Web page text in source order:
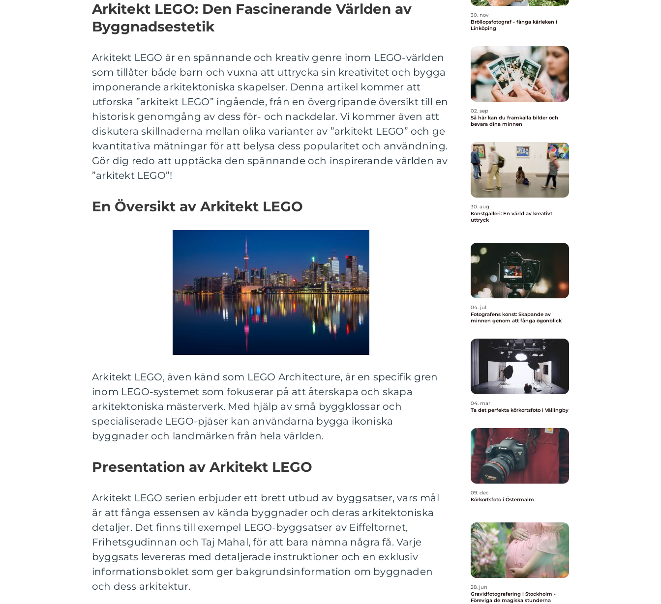
Arkitekt LEGO: Den Fascinerande Världen av
Byggnadsestetik
Arkitekt LEGO är en spännande och kreativ genre inom LEGO-världen
som tillåter både barn och vuxna att uttrycka sin kreativitet och bygga
imponerande arkitektoniska skapelser. Denna artikel kommer att
utforska ”arkitekt LEGO” ingående, från en övergripande översikt till en
historisk genomgång av dess för- och nackdelar. Vi kommer även att
diskutera skillnaderna mellan olika varianter av ”arkitekt LEGO” och ge
kvantitativa mätningar för att belysa dess popularitet och användning.
Gör dig redo att upptäcka den spännande och inspirerande världen av
”arkitekt LEGO”!
En Översikt av Arkitekt LEGO
Arkitekt LEGO, även känd som LEGO Architecture, är en specifik gren
inom LEGO-systemet som fokuserar på att återskapa och skapa
arkitektoniska mästerverk. Med hjälp av små byggklossar och
specialiserade LEGO-pjäser kan användarna bygga ikoniska
byggnader och landmärken från hela världen.
Presentation av Arkitekt LEGO
Arkitekt LEGO serien erbjuder ett brett utbud av byggsatser, vars mål
är att fånga essensen av kända byggnader och deras arkitektoniska
detaljer. Det finns till exempel LEGO-byggsatser av Eiffeltornet,
Frihetsgudinnan och Taj Mahal, för att bara nämna några få. Varje
byggsats levereras med detaljerade instruktioner och en exklusiv
informationsboklet som ger bakgrundsinformation om byggnaden
och dess arkitektur.
30. nov
Bröllopsfotograf - fånga kärleken i
Linköping
02. sep
Så här kan du framkalla bilder och
bevara dina minnen
30. aug
Konstgalleri: En värld av kreativt
uttryck
04. jul
Fotografens konst: Skapande av
minnen genom att fånga ögonblick
04. mar
Ta det perfekta körkortsfoto i Vällingby
09. dec
Körkortsfoto i Östermalm
28. jun
Gravidfotografering i Stockholm -
Föreviga de magiska stunderna